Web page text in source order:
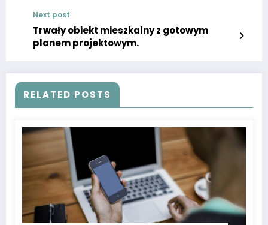
Next post
Trwały obiekt mieszkalny z gotowym
planem projektowym.
RELATED POSTS